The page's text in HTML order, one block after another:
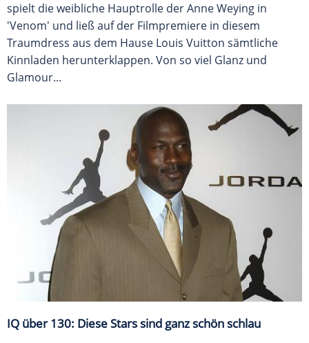
spielt die weibliche Hauptrolle der Anne Weying in
'Venom' und ließ auf der Filmpremiere in diesem
Traumdress aus dem Hause Louis Vuitton sämtliche
Kinnladen herunterklappen. Von so viel Glanz und
Glamour...
IQ über 130: Diese Stars sind ganz schön schlau